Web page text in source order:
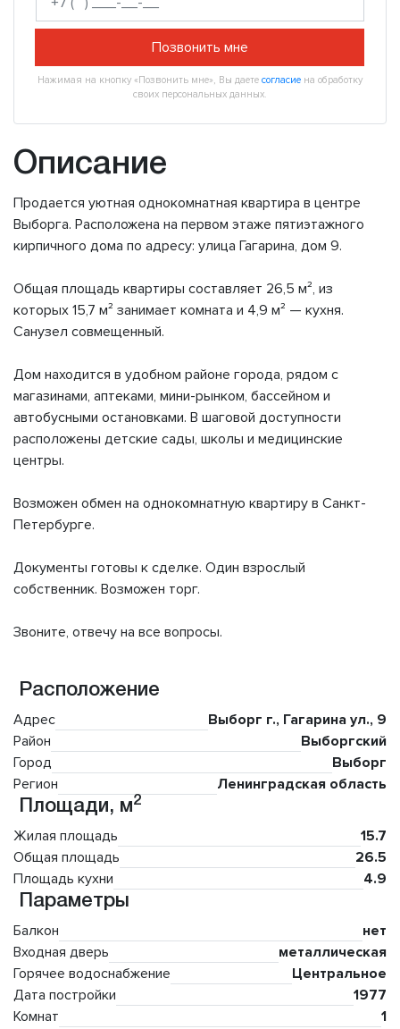
Позвонить мне
Нажимая на кнопку «Позвонить мне», Вы даете согласие на обработку
своих персональных данных.
Описание
Продается уютная однокомнатная квартира в центре
Выборга. Расположена на первом этаже пятиэтажного
кирпичного дома по адресу: улица Гагарина, дом 9.
Общая площадь квартиры составляет 26,5 м², из
которых 15,7 м² занимает комната и 4,9 м² — кухня.
Санузел совмещенный.
Дом находится в удобном районе города, рядом с
магазинами, аптеками, мини-рынком, бассейном и
автобусными остановками. В шаговой доступности
расположены детские сады, школы и медицинские
центры.
Возможен обмен на однокомнатную квартиру в Санкт-
Петербурге.
Документы готовы к сделке. Один взрослый
собственник. Возможен торг.
Звоните, отвечу на все вопросы.
Расположение
Адрес
Выборг г., Гагарина ул., 9
Район
Выборгский
Город
Выборг
Регион
Ленинградская область
Площади, м2
Жилая площадь
15.7
Общая площадь
26.5
Площадь кухни
4.9
Параметры
Балкон
нет
Входная дверь
металлическая
Горячее водоснабжение
Центральное
Дата постройки
1977
Комнат
1